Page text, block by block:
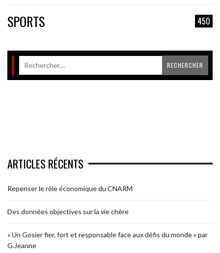
SPORTS 450
ARTICLES RÉCENTS
Repenser le rôle économique du CNARM
Des données objectives sur la vie chère
« Un Gosier fier, fort et responsable face aux défis du monde » par
G.Jeanne